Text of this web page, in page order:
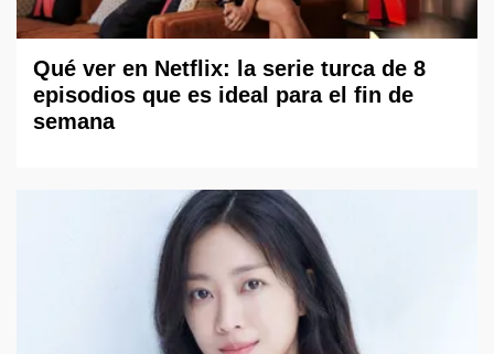
Qué ver en Netflix: la serie turca de 8
episodios que es ideal para el fin de
semana